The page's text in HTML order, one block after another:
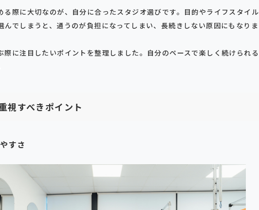
る際に大切なのが、自分に合ったスタジオ選びです。目的やライフスタイル
んでしまうと、通うのが負担になってしまい、長続きしない原因にもなりま
際に注目したいポイントを整理しました。自分のペースで楽しく続けられる
視すべきポイント
すさ